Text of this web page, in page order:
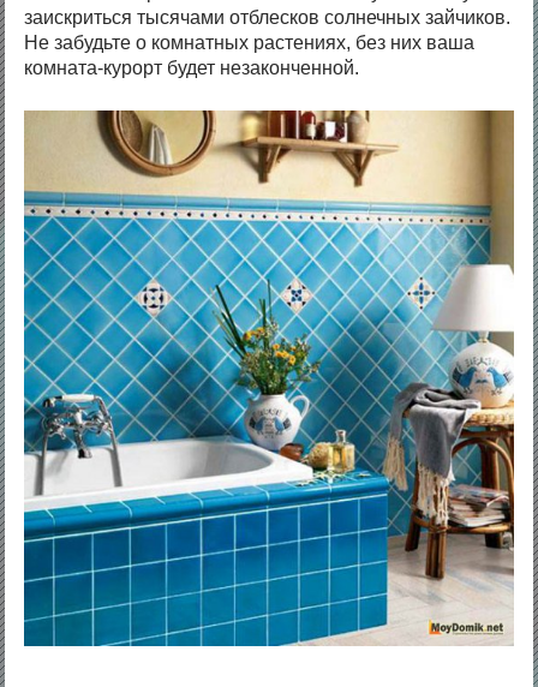
заискриться тысячами отблесков солнечных зайчиков.
Не забудьте о комнатных растениях, без них ваша
комната-курорт будет незаконченной.